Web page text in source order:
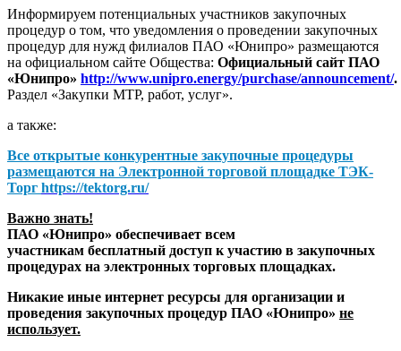
Информируем потенциальных участников закупочных
процедур о том, что уведомления о проведении закупочных
процедур для нужд филиалов ПАО «Юнипро» размещаются
на официальном сайте Общества: Официальный сайт ПАО
«Юнипро» http://www.unipro.energy/purchase/announcement/.
Раздел «Закупки МТР, работ, услуг».
а также:
Все открытые конкурентные закупочные процедуры
размещаются на Электронной торговой площадке ТЭК-
Торг https://tektorg.ru/
Важно знать!
ПАО «Юнипро» обеспечивает всем
участникам бесплатный доступ к участию в закупочных
процедурах на электронных торговых площадках.
Никакие иные интернет ресурсы для организации и
проведения закупочных процедур ПАО «Юнипро» не
использует.